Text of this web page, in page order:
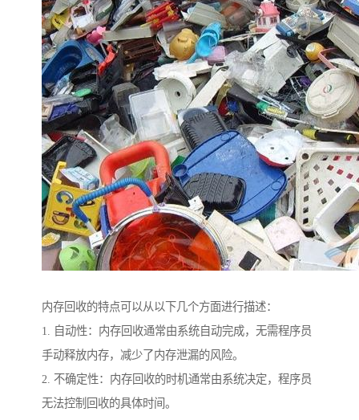
内存回收的特点可以从以下几个方面进行描述：
1. 自动性：内存回收通常由系统自动完成，无需程序员
手动释放内存，减少了内存泄漏的风险。
2. 不确定性：内存回收的时机通常由系统决定，程序员
无法控制回收的具体时间。